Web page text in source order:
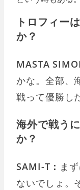
トロフィー
か？
MASTA
かな。全部、
戦って優勝し
海外で戦う
か？
SAMI-T： ま
ないでしょ。